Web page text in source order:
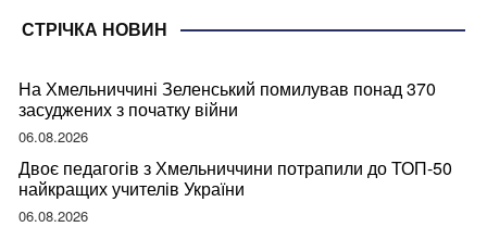
СТРІЧКА НОВИН
На Хмельниччині Зеленський помилував понад 370
засуджених з початку війни
06.08.2026
Двоє педагогів з Хмельниччини потрапили до ТОП-50
найкращих учителів України
06.08.2026